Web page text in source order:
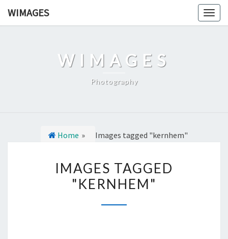
GaWIMAGES
WIMAGES
Photography
Home » Images tagged "kernhem"
M
IMAGES TAGGED
"KERNHEM"